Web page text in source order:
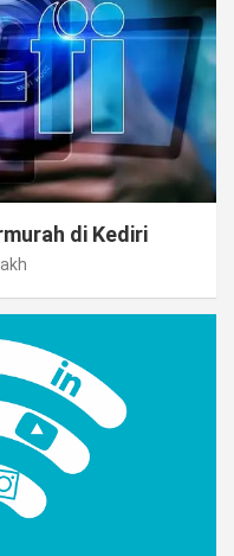
di Kediri